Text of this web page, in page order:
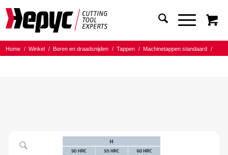
Home / Winkel / Boren en draadsnijden / Tappen / Machinetappen standaard
/